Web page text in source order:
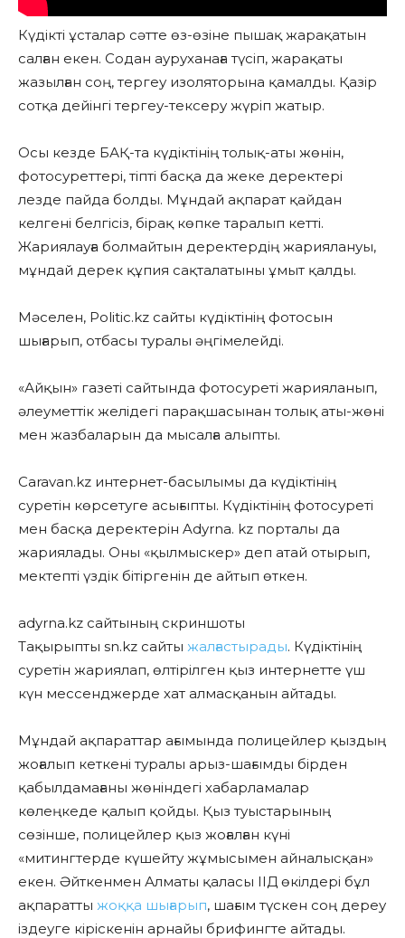
Күдікті ұсталар сәтте өз-өзіне пышақ жарақатын
салған екен. Содан ауруханаға түсіп, жарақаты
жазылған соң, тергеу изоляторына қамалды. Қазір
сотқа дейінгі тергеу-тексеру жүріп жатыр.
Осы кезде БАҚ-та күдіктінің толық-аты жөнін,
фотосуреттері, тіпті басқа да жеке деректері
лезде пайда болды. Мұндай ақпарат қайдан
келгені белгісіз, бірақ көпке таралып кетті.
Жариялауға болмайтын деректердің жариялануы,
мұндай дерек құпия сақталатыны ұмыт қалды.
Мәселен, Politic.kz сайты күдіктінің фотосын
шығарып, отбасы туралы әңгімелейді.
«Айқын» газеті сайтында фотосуреті жарияланып,
әлеуметтік желідегі парақшасынан толық аты-жөні
мен жазбаларын да мысалға алыпты.
Сaravan.kz интернет-басылымы да күдіктінің
суретін көрсетуге асығыпты. Күдіктінің фотосуреті
мен басқа деректерін Adyrna. kz порталы да
жариялады. Оны «қылмыскер» деп атай отырып,
мектепті үздік бітіргенін де айтып өткен.
adyrna.kz сайтының скриншоты
Тақырыпты sn.kz сайты жалғастырады. Күдіктінің
суретін жариялап, өлтірілген қыз интернетте үш
күн мессенджерде хат алмасқанын айтады.
Мұндай ақпараттар ағымында полицейлер қыздың
жоғалып кеткені туралы арыз-шағымды бірден
қабылдамағаны жөніндегі хабарламалар
көлеңкеде қалып қойды. Қыз туыстарының
сөзінше, полицейлер қыз жоғалған күні
«митингтерде күшейту жұмысымен айналысқан»
екен. Әйткенмен Алматы қаласы ІІД өкілдері бұл
ақпаратты жоққа шығарып, шағым түскен соң дереу
іздеуге кіріскенін арнайы брифингте айтады.